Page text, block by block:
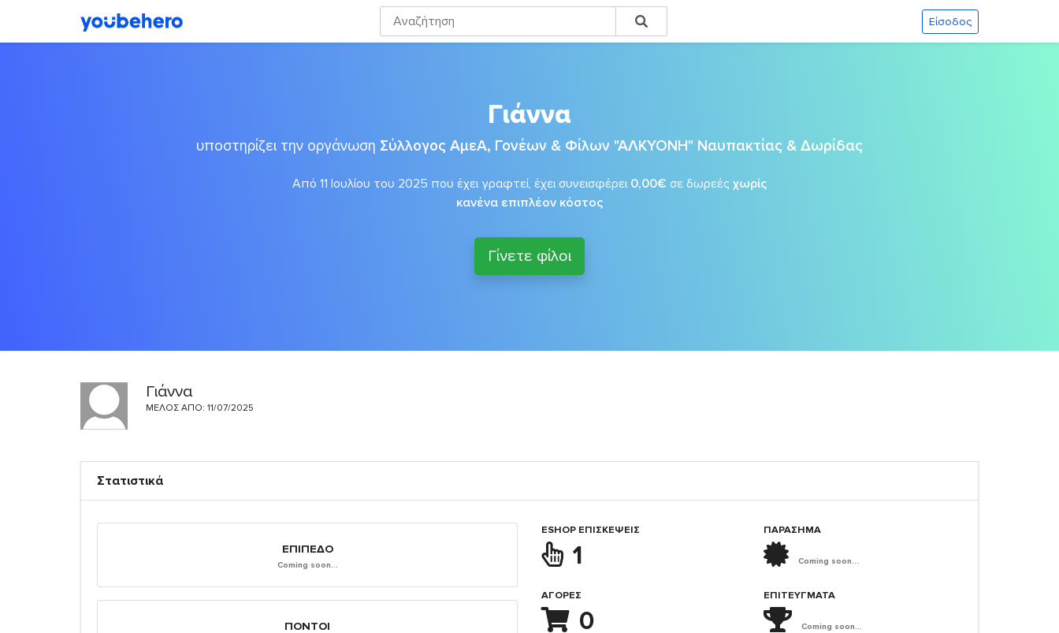
Είσοδος
Γιάννα
υποστηρίζει την οργάνωση Σύλλογος ΑμεΑ, Γονέων & Φίλων "ΑΛΚΥΟΝΗ" Ναυπακτίας & Δωρίδας
Από 11 Ιουλίου του 2025 που έχει γραφτεί, έχει συνεισφέρει 0,00€ σε δωρεές χωρίς
κανένα επιπλέον κόστος
Γίνετε φίλοι
Γιάννα
ΜΈΛΟΣ ΑΠΌ: 11/07/2025
Στατιστικά
ΕΠΊΠΕΔΟ
Coming soon...
ΠΌΝΤΟΙ
ESHOP ΕΠΙΣΚΈΨΕΙΣ
1
ΑΓΟΡΈΣ
0
ΠΑΡΑΣΗΜΑ
Coming soon...
ΕΠΙΤΕΎΓΜΑΤΑ
Coming soon...